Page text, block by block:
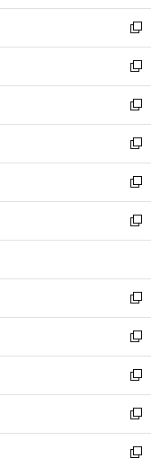
開
く
ウ
で
開
く
ン
ド
ウ
で
開
く
ウ
ィ
ン
ド
ウ
で
開
く
し
い
ウ
ィ
ン
ド
ウ
で
開
く
新
し
い
ウ
ィ
ン
ド
ウ
で
開
く
新
し
い
ウ
ィ
ン
ド
ウ
で
開
新
し
い
ウ
ィ
ン
ド
ウ
開
く
新
し
い
ウ
ィ
ン
ウ
で
開
く
新
し
い
ウ
ン
ド
ウ
で
開
く
新
し
ウ
ィ
ン
ド
ウ
で
開
く
新
し
い
ウ
ィ
ン
ド
ウ
で
新
し
い
ウ
ィ
ン
ド
新
し
い
ウ
ィ
新
し